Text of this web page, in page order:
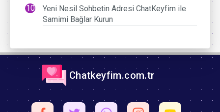
Yeni Nesil Sohbetin Adresi ChatKeyfim ile
Samimi Bağlar Kurun
Chatkeyfim.com.tr